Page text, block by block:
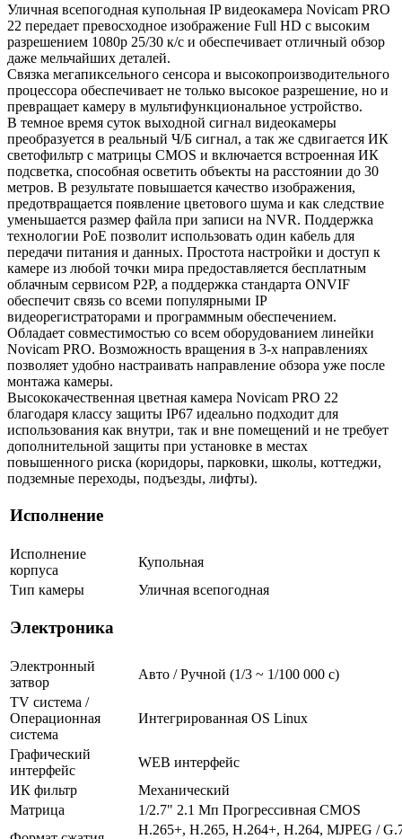
Уличная всепогодная купольная IP видеокамера Novicam PRO
22 передает превосходное изображение Full HD с высоким
разрешением 1080p 25/30 к/с и обеспечивает отличный обзор
даже мельчайших деталей.
Связка мегапиксельного сенсора и высокопроизводительного
процессора обеспечивает не только высокое разрешение, но и
превращает камеру в мультифункциональное устройство.
В темное время суток выходной сигнал видеокамеры
преобразуется в реальный Ч/Б сигнал, а так же сдвигается ИК
светофильтр с матрицы CMOS и включается встроенная ИК
подсветка, способная осветить объекты на расстоянии до 30
метров. В результате повышается качество изображения,
предотвращается появление цветового шума и как следствие
уменьшается размер файла при записи на NVR. Поддержка
технологии РоЕ позволит использовать один кабель для
передачи питания и данных. Простота настройки и доступ к
камере из любой точки мира предоставляется бесплатным
облачным сервисом P2P, а поддержка стандарта ONVIF
обеспечит связь со всеми популярными IP
видеорегистраторами и программным обеспечением.
Обладает совместимостью со всем оборудованием линейки
Novicam PRO. Возможность вращения в 3-х направлениях
позволяет удобно настраивать направление обзора уже после
монтажа камеры.
Высококачественная цветная камера Novicam PRO 22
благодаря классу защиты IP67 идеально подходит для
использования как внутри, так и вне помещений и не требует
дополнительной защиты при установке в местах
повышенного риска (коридоры, парковки, школы, коттеджи,
подземные переходы, подъезды, лифты).
Исполнение
Исполнение
корпуса
Купольная
Тип камеры
Уличная всепогодная
Электроника
Электронный
затвор
Авто / Ручной (1/3 ~ 1/100 000 с)
TV система /
Операционная
система
Интегрированная OS Linux
Графический
интерфейс
WEB интерфейс
ИК фильтр
Механический
Матрица
1/2.7" 2.1 Мп Прогрессивная CMOS
H.265+, H.265, H.264+, H.264, MJPEG /